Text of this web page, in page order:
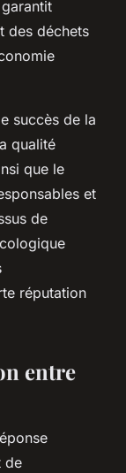
des déchets
succès de la
qualité
que le
et
de
réputation
entre
de